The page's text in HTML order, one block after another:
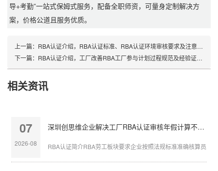
导+考勤”一站式保姆式服务，配备全职师资，可量身定制解决方
案，价格公道且服务优质。
上一篇： RBA认证介绍，RBA认证标准、RBA认证环境审核要求及注意事项
下一篇： RBA认证介绍，工厂改善RBA工厂参与计划过程规范及经验证的RBA审核质量水平
相关资讯
07
2026-08
深圳创思维企业解决工厂RBA认证审核年假计算不准确
RBA认证简介RBA劳工板块要求企业按照法规标准准确核算员工